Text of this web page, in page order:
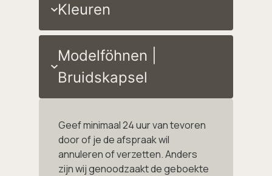
Kleuren
Modelföhnen |
Bruidskapsel
Geef minimaal 24 uur van tevoren
door of je de afspraak wil
annuleren of verzetten. Anders
zijn wij genoodzaakt de geboekte